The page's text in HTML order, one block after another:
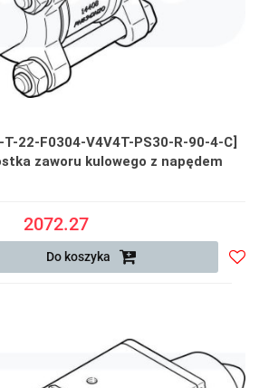
T-22-F0304-V4V4T-PS30-R-90-4-C]
zaworu kulowego z napędem
2072.27
Do koszyka